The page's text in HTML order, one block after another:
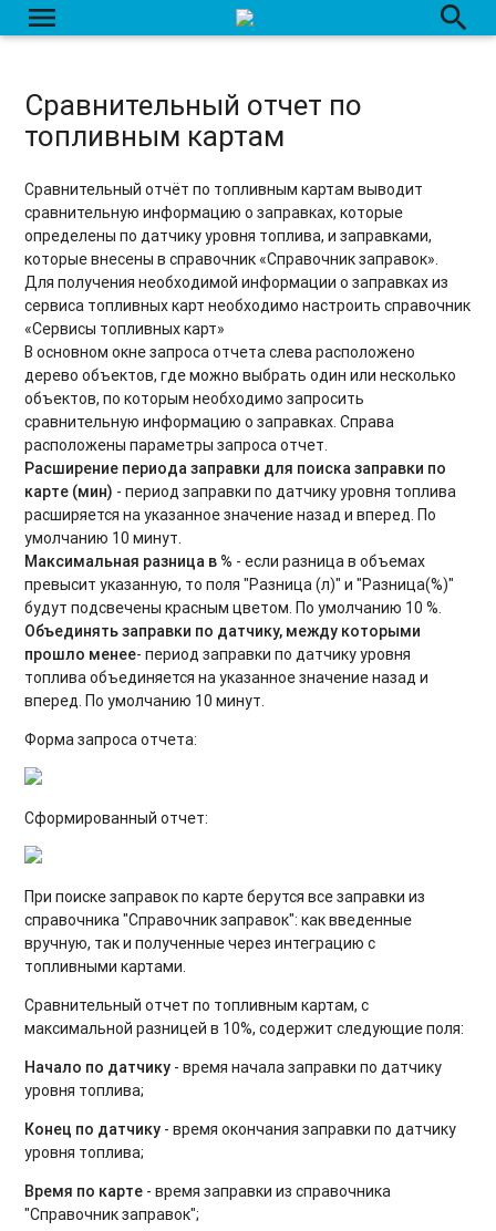
menu search
Сравнительный отчет по
топливным картам
Сравнительный отчёт по топливным картам выводит
сравнительную информацию о заправках, которые
определены по датчику уровня топлива, и заправками,
которые внесены в справочник «Справочник заправок».
Для получения необходимой информации о заправках из
сервиса топливных карт необходимо настроить справочник
«Сервисы топливных карт»
В основном окне запроса отчета слева расположено
дерево объектов, где можно выбрать один или несколько
объектов, по которым необходимо запросить
сравнительную информацию о заправках. Справа
расположены параметры запроса отчет.
Расширение периода заправки для поиска заправки по
карте (мин) - период заправки по датчику уровня топлива
расширяется на указанное значение назад и вперед. По
умолчанию 10 минут.
Максимальная разница в % - если разница в объемах
превысит указанную, то поля "Разница (л)" и "Разница(%)"
будут подсвечены красным цветом. По умолчанию 10 %.
Объединять заправки по датчику, между которыми
прошло менее- период заправки по датчику уровня
топлива объединяется на указанное значение назад и
вперед. По умолчанию 10 минут.
Форма запроса отчета:
Сформированный отчет:
При поиске заправок по карте берутся все заправки из
справочника "Справочник заправок": как введенные
вручную, так и полученные через интеграцию с
топливными картами.
Сравнительный отчет по топливным картам, с
максимальной разницей в 10%, содержит следующие поля:
Начало по датчику - время начала заправки по датчику
уровня топлива;
Конец по датчику - время окончания заправки по датчику
уровня топлива;
Время по карте - время заправки из справочника
"Справочник заправок";